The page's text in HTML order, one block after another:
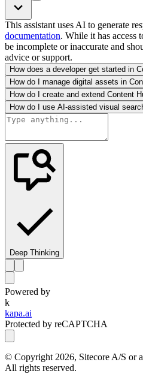
This assistant uses AI to generate
documentation. While it has access
be incomplete or inaccurate and
advice or support.
How does a developer get started in
How do I manage digital assets in
How do I create and extend Content
How do I use AI-assisted visual
Deep Thinking
Powered by
k
kapa.ai
Protected by reCAPTCHA
© Copyright 2026, Sitecore A/S or
All rights reserved.